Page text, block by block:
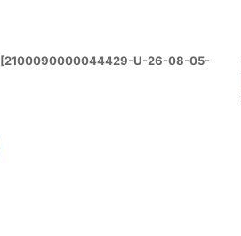
[2100090000044429-U-26-08-05-